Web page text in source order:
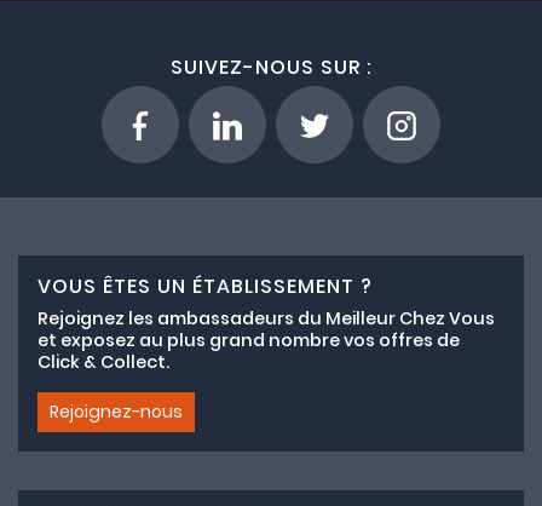
SUIVEZ-NOUS SUR :
VOUS ÊTES UN ÉTABLISSEMENT ?
Rejoignez les ambassadeurs du Meilleur Chez Vous
et exposez au plus grand nombre vos offres de
Click & Collect.
Rejoignez-nous